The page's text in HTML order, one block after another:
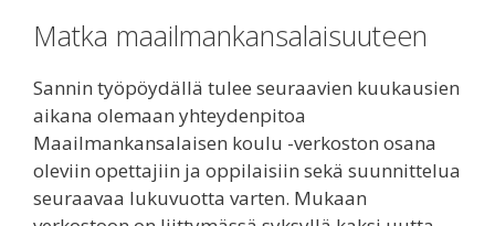
Matka maailmankansalaisuuteen
Sannin työpöydällä tulee seuraavien kuukausien
aikana olemaan yhteydenpitoa
Maailmankansalaisen koulu -verkoston osana
oleviin opettajiin ja oppilaisiin sekä suunnittelua
seuraavaa lukuvuotta varten. Mukaan